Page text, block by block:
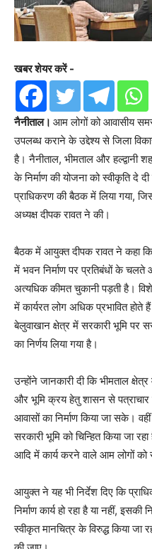
खबर शेयर करें -
नैनीताल। आम लोगों को आवासीय
उपलब्ध कराने के उद्देश्य से जिला
है। नैनीताल, भीमताल और हल्द्वानी
के निर्माण की योजना को स्वीकृति दे
प्राधिकरण की बैठक में लिया गया,
अध्यक्ष दीपक रावत ने की।
बैठक में आयुक्त दीपक रावत ने कहा कि
में भवन निर्माण पर प्रतिबंधों के
अत्यधिक कीमत चुकानी पड़ती है।
में कार्यरत लोग अधिक प्रभावित
बेलुवाखान क्षेत्र में सरकारी भूमि पर
का निर्णय लिया गया है।
उन्होंने जानकारी दी कि भीमताल
और भूमि क्रय हेतु शासन से पत्राचार
आवासों का निर्माण किया जा सके।
सरकारी भूमि को चिन्हित किया जा
आदि में कार्य करने वाले आम लोगों को
आयुक्त ने यह भी निर्देश दिए कि
निर्माण कार्य हो रहा है या नहीं, इसकी
स्वीकृत मानचित्र के विरुद्ध किया जा